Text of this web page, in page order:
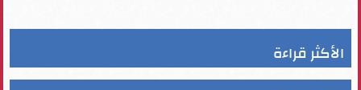
الأكثر قراءة